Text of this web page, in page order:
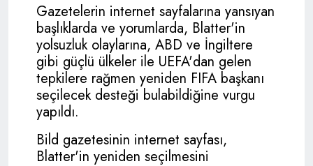
Gazetelerin internet sayfalarına yansıyan
başlıklarda ve yorumlarda, Blatter'in
yolsuzluk olaylarına, ABD ve İngiltere
gibi güçlü ülkeler ile UEFA'dan gelen
tepkilere rağmen yeniden FIFA başkanı
seçilecek desteği bulabildiğine vurgu
yapıldı.
Bild gazetesinin internet sayfası,
Blatter'in yeniden seçilmesini